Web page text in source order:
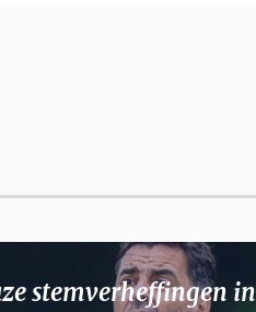
stemverheffingen in